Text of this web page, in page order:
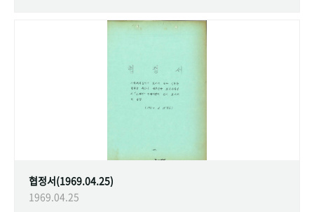
협정서(1969.04.25)
1969.04.25